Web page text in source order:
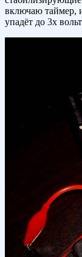
включаю таймер,
упадёт до 3х